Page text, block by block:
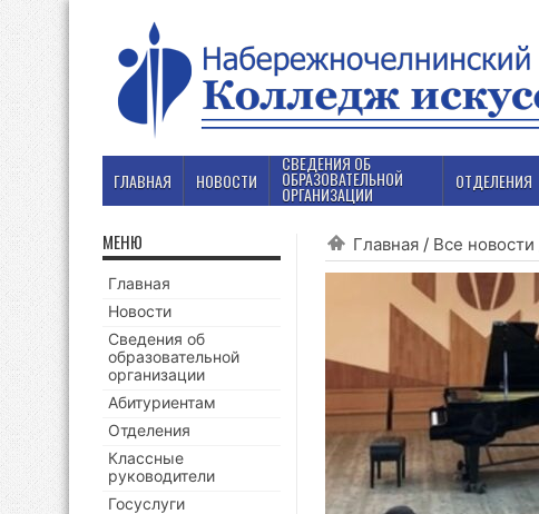
ГЛАВНАЯ НОВОСТИ
СВЕДЕНИЯ ОБ
ОБРАЗОВАТЕЛЬНОЙ
ОРГАНИЗАЦИИ
ОТДЕЛЕНИЯ
Главная / Все новости
МЕНЮ
Главная
Новости
Сведения об
образовательной
организации
Абитуриентам
Отделения
Классные
руководители
Госуслуги